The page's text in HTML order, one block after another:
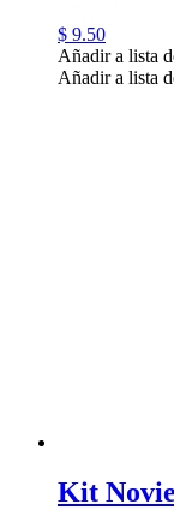
$ 9.50
Añadir a lista
Añadir a lista
Kit